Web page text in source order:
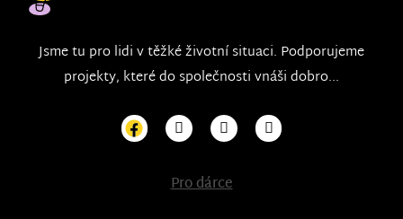
Jsme tu pro lidi v těžké životní situaci. Podporujeme
projekty, které do společnosti vnáši dobro...
Pro dárce